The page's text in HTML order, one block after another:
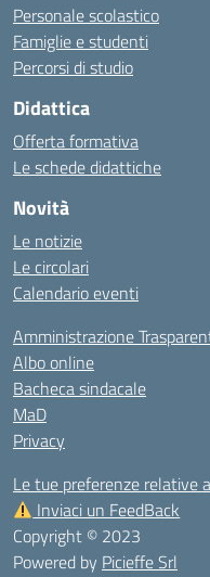
Personale scolastico
Famiglie e studenti
Percorsi di studio
Didattica
Offerta formativa
Le schede didattiche
Novità
Le notizie
Le circolari
Calendario eventi
Amministrazione
Albo online
Bacheca sindacale
MaD
Privacy
Le tue preferenze relative
Inviaci un FeedBack
Copyright © 2023
Powered by Picieffe Srl